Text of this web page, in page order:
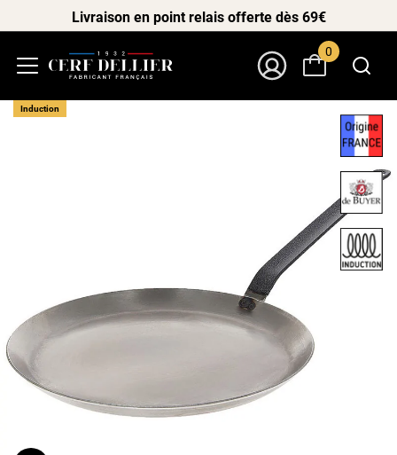
Livraison en point relais offerte dès 69€
0
Induction